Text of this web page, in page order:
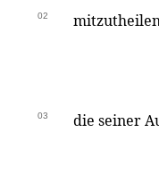
02
03 die seiner